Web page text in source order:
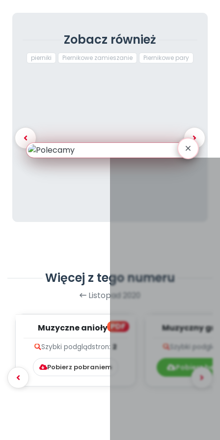
Zobacz również
pierniki Piernikowe zamieszanie Piernikowe pary
Więcej z tego numeru
Listopad 2020
PDF
Muzyczne anioły z
Szybki podglądstron: 2
Pobierz pobraniem
Muzyczny
Szybki podgląd
Pobierz